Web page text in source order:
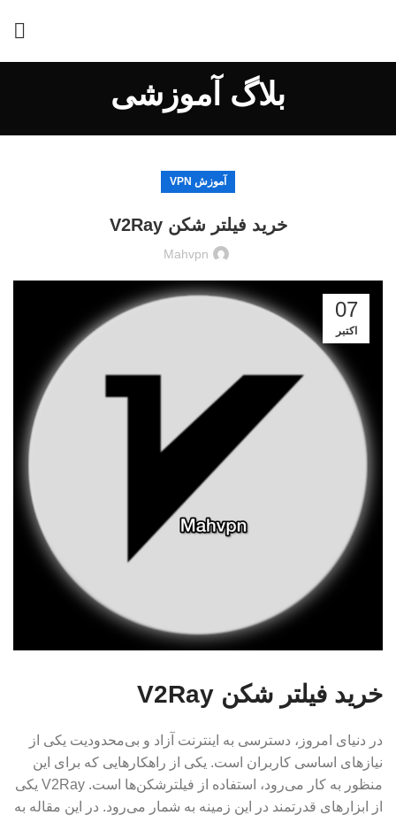
بلاگ آموزشی
آموزش VPN
خريد فيلتر شكن V2Ray
Mahvpn
07
اکتبر
خريد فيلتر شكن V2Ray
در دنیای امروز، دسترسی به اینترنت آزاد و بی‌محدودیت یکی از
نیازهای اساسی کاربران است. یکی از راهکارهایی که برای این
منظور به کار می‌رود، استفاده از فیلترشکن‌ها است. V2Ray یکی
از ابزارهای قدرتمند در این زمینه به شمار می‌رود. در این مقاله به